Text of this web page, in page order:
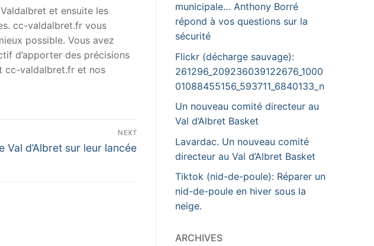
et ensuite les
cc-valdalbret.fr vous
possible. Vous avez
d’apporter des précisions
cc-valdalbret.fr et nos
NEXT
Val d’Albret sur leur lancée
municipale… Anthony Borré
répond à vos questions sur la
sécurité
Flickr (décharge sauvage):
261296_209236039122676_1000
01088455156_593711_6840133_n
Un nouveau comité directeur au
Val d’Albret Basket
Lavardac. Un nouveau comité
directeur au Val d’Albret Basket
Tiktok (nid-de-poule): Réparer un
nid-de-poule en hiver sous la
neige.
ARCHIVES